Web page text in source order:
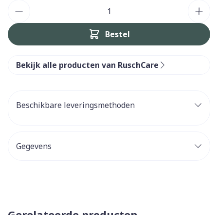
Bestel
Bekijk alle producten van RuschCare
Beschikbare leveringsmethoden
Gegevens